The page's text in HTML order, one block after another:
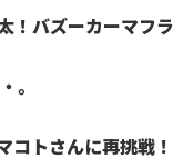
バズーカーマフラ
。
コトさんに再挑戦！